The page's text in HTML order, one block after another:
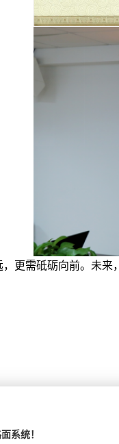
更需砥砺向前。未
系统！